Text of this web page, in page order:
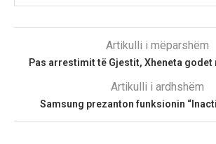
Artikulli i mëparshëm
Pas arrestimit të Gjestit, Xheneta godet
Artikulli i ardhshëm
Samsung prezanton funksionin